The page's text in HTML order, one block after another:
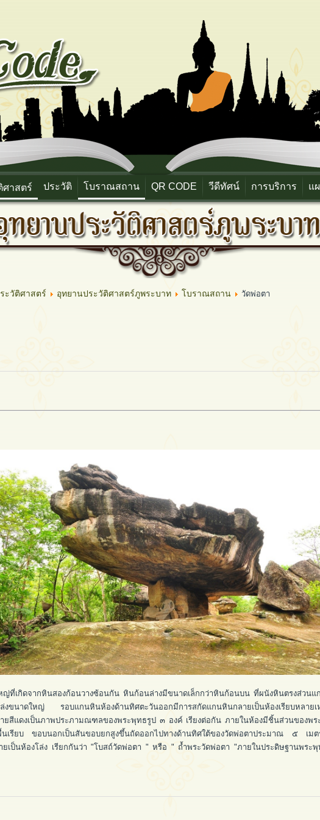
ศาสตร์ ประวัติ โบราณสถาน QR CODE วีดีทัศน์ การบริการ แ
ะวัติศาสตร์ อุทยานประวัติศาสตร์ภูพระบาท โบราณสถาน วัดพ่อตา
จากหินสองก้อนวางซ้อนกัน หินก้อนล่างมีขนาดเล็กกว่าหินก้อนบน ที่ผนังหินตรงส่วนแก
ล่งขนาดใหญ่ รอบแกนหินห้องด้านทิศตะวันออกมีการสกัดแกนหินกลายเป็นห้องเรียบหลาย
ายสีแดงเป็นภาพประภามณฑลของพระพุทธรูป ๓ องค์ เรียงต่อกัน ภายในห้องมีชิ้นส่วนของพ
นเรียบ ขอบนอกเป็นสันขอบยกสูงขึ้นถัดออกไปทางด้านทิศใต้ของวัดพ่อตาประมาณ ๕ เม
ยเป็นห้องโล่ง เรียกกันว่า "โบสถ์วัดพ่อตา " หรือ " ถ้ำพระวัดพ่อตา "ภายในประดิษฐานพระ